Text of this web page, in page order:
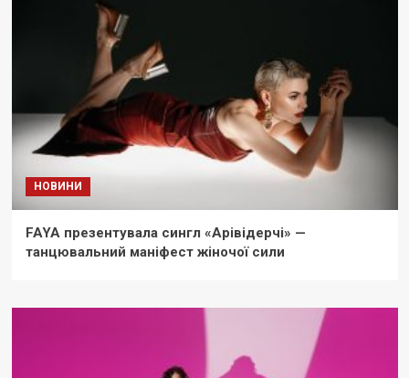
НОВИНИ
FAYA презентувала сингл «Арівідерчі» —
танцювальний маніфест жіночої сили